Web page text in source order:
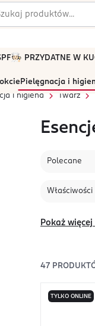
🧑🏻‍🍳 PRZYDATNE W
Pielęgnacja i
i higiena Twarz
Polecane
Właściwości
Pokaż
47
TYLKO ONLINE